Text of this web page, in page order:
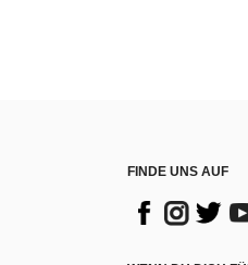
FINDE UNS AUF